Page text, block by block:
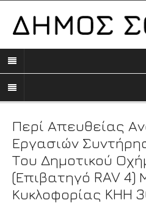
Περί Απευθείας
Εργασιών
Του Δημοτικού
(επιβατηγό RAV 4)
Κυκλοφορίας KHH